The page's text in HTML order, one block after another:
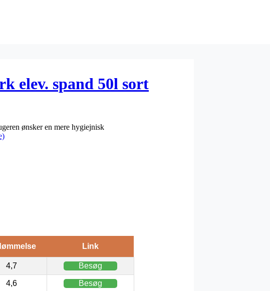
elev. spand 50l sort
ønsker en mere hygiejnisk
Link
4,7 Besøg
4,6 Besøg